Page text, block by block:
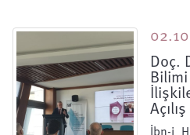
Doç.
İbn-i